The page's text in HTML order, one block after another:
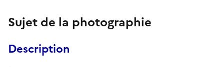
Sujet de la photographie
Description